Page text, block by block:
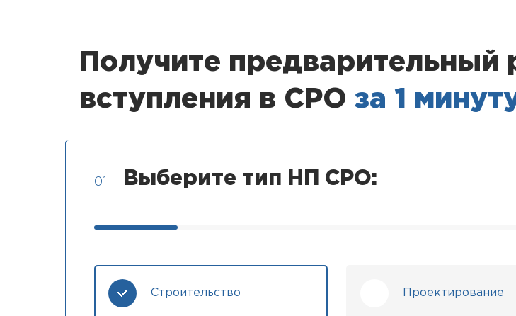
Получите предварительный
вступления в СРО за 1
01. Выберите тип НП СРО:
Строительство Проектирование